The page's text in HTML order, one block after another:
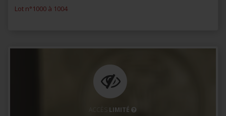
Lot n°1000 à 1004
LIMITÉ